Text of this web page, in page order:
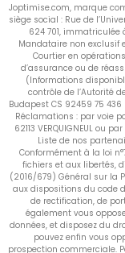
Joptimise.com, marque
siège social : Rue de
624 701, immatriculée
Mandataire non exclusif
Courtier en
d’assurance ou de
(Informations
contrôle de l’Autorité
Budapest CS 92459 75 436
Réclamations : par voie
62113 VERQUIGNEUL ou
Liste de nos
Conformément à la loi
fichiers et aux libertés,
(2016/679) Général sur la
aux dispositions du code
de rectification, de
également vous
données, et disposez du
pouvez enfin vous
prospection commerciale.